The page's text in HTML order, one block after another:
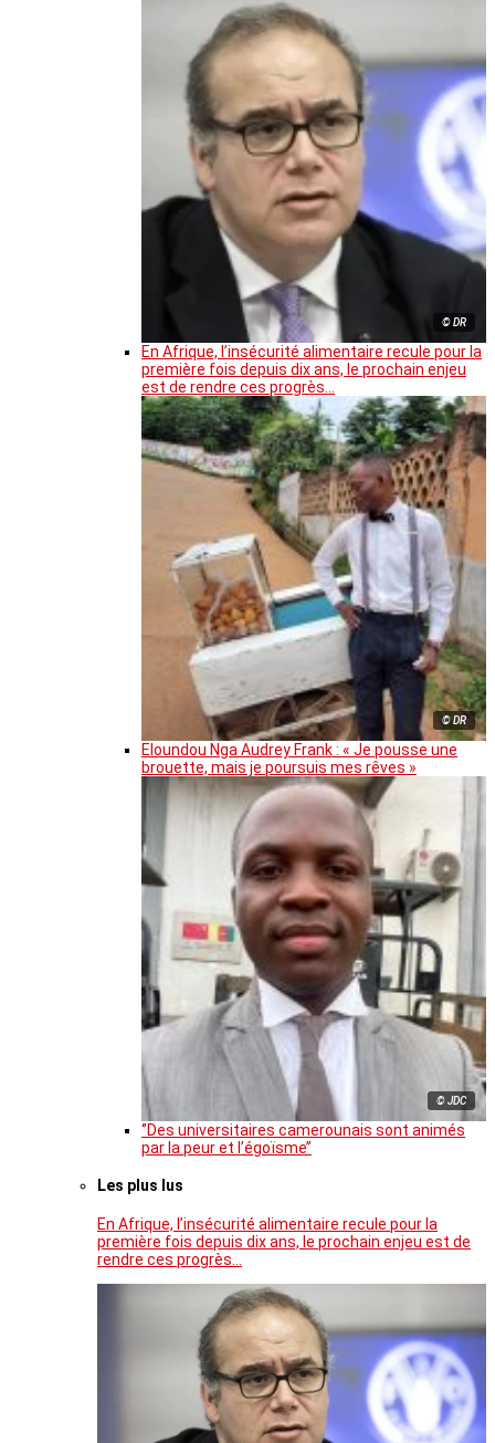
© DR
En Afrique, l’insécurité alimentaire recule pour la
première fois depuis dix ans, le prochain enjeu
est de rendre ces progrès…
© DR
Eloundou Nga Audrey Frank : « Je pousse une
brouette, mais je poursuis mes rêves »
© JDC
‘’Des universitaires camerounais sont animés
par la peur et l’égoïsme’’
Les plus lus
En Afrique, l’insécurité alimentaire recule pour la
première fois depuis dix ans, le prochain enjeu est de
rendre ces progrès…